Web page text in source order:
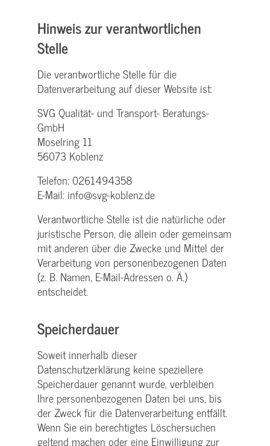
Hinweis zur verantwortlichen
Stelle
Die verantwortliche Stelle für die
Datenverarbeitung auf dieser Website ist:
SVG Qualität- und Transport- Beratungs-
GmbH
Moselring 11
56073 Koblenz
Telefon: 0261494358
E-Mail: info@svg-koblenz.de
Verantwortliche Stelle ist die natürliche oder
juristische Person, die allein oder gemeinsam
mit anderen über die Zwecke und Mittel der
Verarbeitung von personenbezogenen Daten
(z. B. Namen, E-Mail-Adressen o. Ä.)
entscheidet.
Speicherdauer
Soweit innerhalb dieser
Datenschutzerklärung keine speziellere
Speicherdauer genannt wurde, verbleiben
Ihre personenbezogenen Daten bei uns, bis
der Zweck für die Datenverarbeitung entfällt.
Wenn Sie ein berechtigtes Löschersuchen
geltend machen oder eine Einwilligung zur